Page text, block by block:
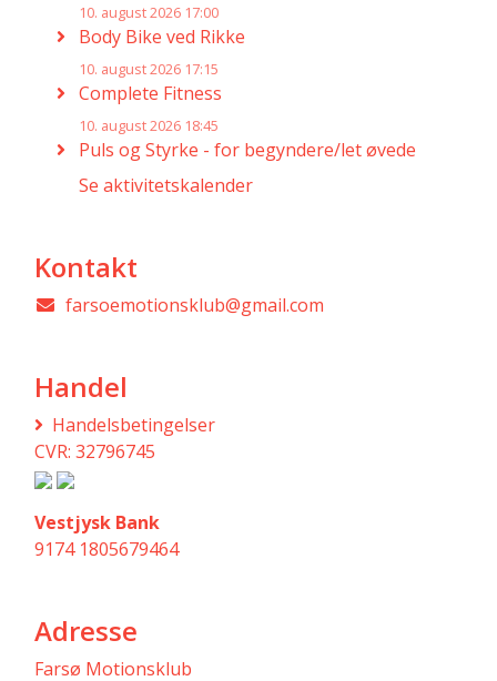
10. august 2026 17:00
Body Bike ved Rikke
10. august 2026 17:15
Complete Fitness
10. august 2026 18:45
Puls og Styrke - for begyndere/let øvede
Se aktivitetskalender
Kontakt
farsoemotionsklub@gmail.com
Handel
Handelsbetingelser
CVR: 32796745
Vestjysk Bank
9174 1805679464
Adresse
Farsø Motionsklub